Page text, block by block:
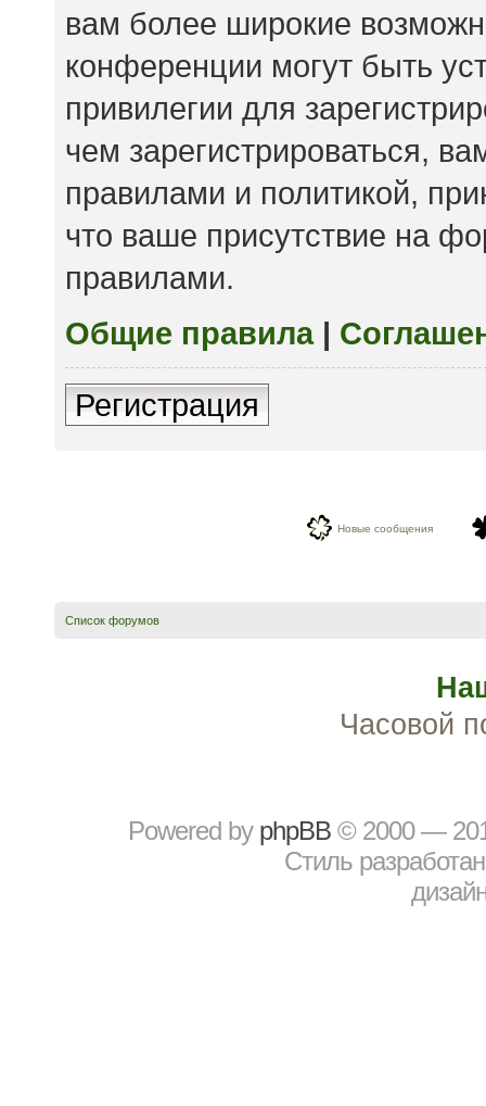
вам более широкие
конференции могут быть
привилегии для
чем зарегистрироваться,
правилами и политикой,
что ваше присутствие на
правилами.
Общие правила|
Регистрация
Новые сообщения
Список форумов
Часовой
Powered by рhрBВ © 2000 —
Стиль